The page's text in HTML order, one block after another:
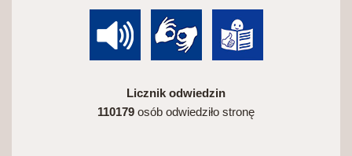
Licznik odwiedzin
110179 osób odwiedziło stronę